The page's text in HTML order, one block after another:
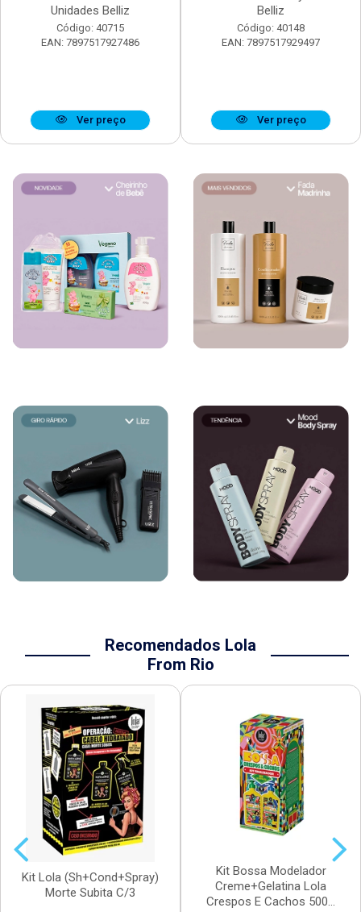
Unidades Belliz
Código: 40715
EAN: 7897517927486
Ver preço
Belliz
Código: 40148
EAN: 7897517929497
Ver preço
Recomendados Lola
From Rio
Kit Lola (Sh+Cond+Spray)
Morte Subita C/3
Kit Bossa Modelador
Creme+Gelatina Lola
Crespos E Cachos 500...